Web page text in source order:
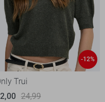
-12%
Trui
24,99